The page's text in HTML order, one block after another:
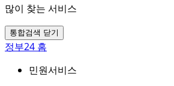
많이 찾는 서비스
통합검색 닫기
정부24 홈
민원서비스